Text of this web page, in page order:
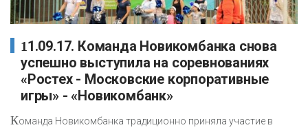
11.09.17. Команда Новикомбанка снова
успешно выступила на соревнованиях
«Ростех - Московские корпоративные
игры» - «Новикомбанк»
Команда Новикомбанка традиционно приняла участие в